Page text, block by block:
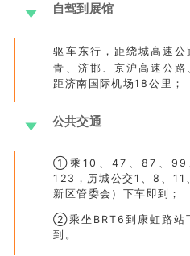
自驾到展馆
驱车东行，距绕城高速公
青、济邯、京沪高速公路
距济南国际机场18公里；
公共交通
①乘10、47、87、99
123，历城公交1、8、11
新区管委会）下车即到；
②乘坐BRT6到康虹路站
到。